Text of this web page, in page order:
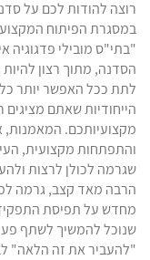
רוצה להודות לכם על
במסגרת הפיתוח
"בתי"ס מובילי
הסדנה, מתוך רצון
לתת ככל האפשר יותר
הייחודיות שאתם
מקצועיותכם. המאמנות,
והתפתחות מקצועית,
שגרמה לכולן לרצות
הרבה מאד קצב, גרמה
מחדש על תפיסת
שנוכל להמשיך לשתף
"להעביר את זה הלאה"